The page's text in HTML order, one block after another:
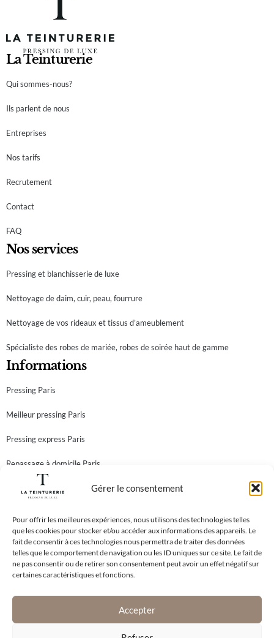
Gérer le consentement
Pour offrir les meilleures expériences, nous utilisons des technologies telles
que les cookies pour stocker et/ou accéder aux informations des appareils. Le
fait de consentir à ces technologies nous permettra de traiter des données
telles que le comportement de navigation ou les ID uniques sur ce site. Le fait de
ne pas consentir ou de retirer son consentement peut avoir un effet négatif sur
certaines caractéristiques et fonctions.
Accepter
La Teinturerie
Qui sommes-nous?
Ils parlent de nous
Entreprises
Nos tarifs
Recrutement
Contact
FAQ
Nos services
Pressing et blanchisserie de luxe
Nettoyage de daim, cuir, peau, fourrure
Nettoyage de vos rideaux et tissus d’ameublement
Spécialiste des robes de mariée, robes de soirée haut de gamme
Informations
Pressing Paris
Meilleur pressing Paris
Pressing express Paris
Repassage à domicile Paris
Teinturier Paris
Abonnez-vous à notre newsletter et recevez toutes nos
meilleures offres!